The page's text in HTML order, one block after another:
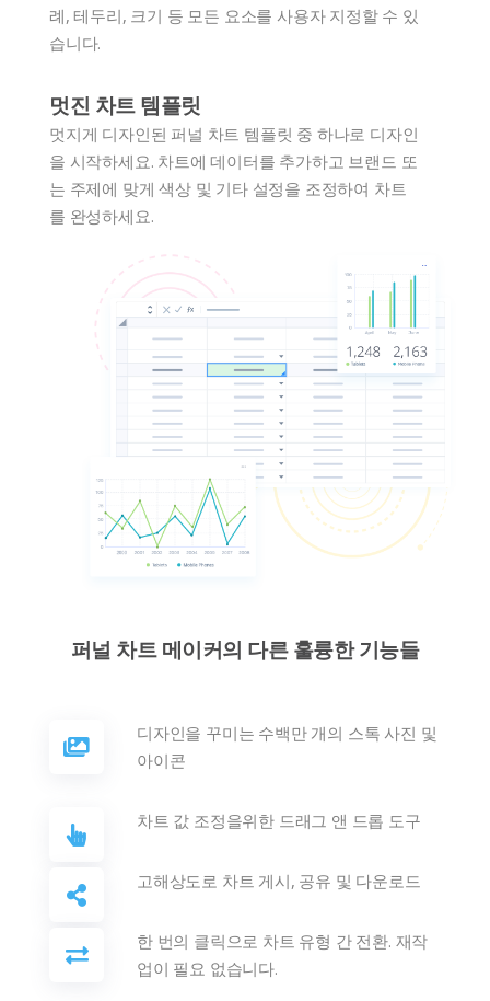
례, 테두리, 크기 등 모든 요소를 사용자 지정할 수 있
습니다.
멋진 차트 템플릿
멋지게 디자인된 퍼널 차트 템플릿 중 하나로 디자인
을 시작하세요. 차트에 데이터를 추가하고 브랜드 또
는 주제에 맞게 색상 및 기타 설정을 조정하여 차트
를 완성하세요.
퍼널 차트 메이커의 다른 훌륭한 기능들
디자인을 꾸미는 수백만 개의 스톡 사진 및
아이콘
차트 값 조정을위한 드래그 앤 드롭 도구
고해상도로 차트 게시, 공유 및 다운로드
한 번의 클릭으로 차트 유형 간 전환. 재작
업이 필요 없습니다.